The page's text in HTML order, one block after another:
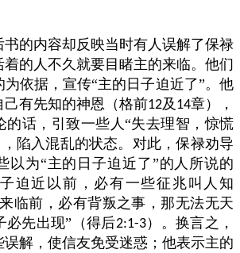
的内容却反映当时有人误解了保禄
的人不久就要目睹主的来临。他们
依据，宣传“主的日子迫近了”。他
有先知的神恩（格前12及 14章），
的话，引致一些人“失去理智，惊慌
，陷入混乱的状态。对此，保禄劝导
以为“主的日子迫近了”的人所说的
迫近以前，必有一些征兆叫人知
临前，必有背叛之事，那无法无天
必先出现”（得后2:1-3）。换言之，
解，使信友免受迷惑；他表示主的